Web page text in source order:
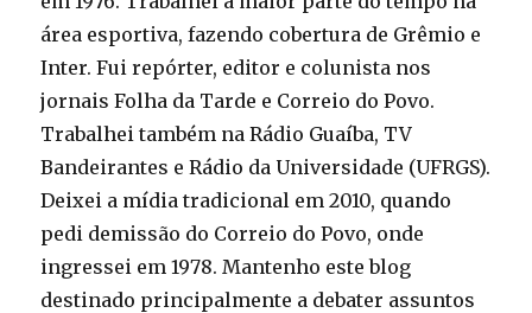
área esportiva, fazendo cobertura de Grêmio e
Inter. Fui repórter, editor e colunista nos
jornais Folha da Tarde e Correio do Povo.
Trabalhei também na Rádio Guaíba, TV
Bandeirantes e Rádio da Universidade (UFRGS).
Deixei a mídia tradicional em 2010, quando
pedi demissão do Correio do Povo, onde
ingressei em 1978. Mantenho este blog
destinado principalmente a debater assuntos